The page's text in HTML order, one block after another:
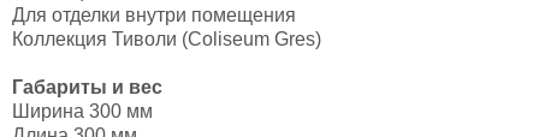
Для отделки внутри помещения
Коллекция Тиволи (Coliseum Gres)
Габариты и вес
Ширина 300 мм